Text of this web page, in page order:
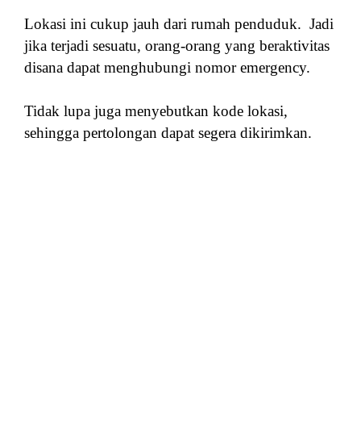
Lokasi ini cukup jauh dari rumah penduduk. Jadi
jika terjadi sesuatu, orang-orang yang beraktivitas
disana dapat menghubungi nomor emergency.
Tidak lupa juga menyebutkan kode lokasi,
sehingga pertolongan dapat segera dikirimkan.